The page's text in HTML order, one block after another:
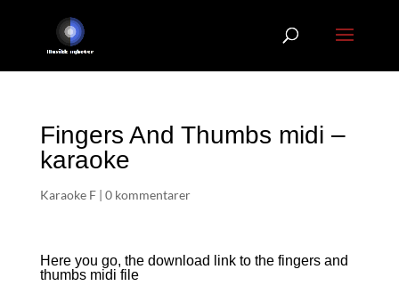
Fingers And Thumbs midi –
karaoke
Karaoke F| 0 kommentarer
Here you go, the download link to the fingers and
thumbs midi file